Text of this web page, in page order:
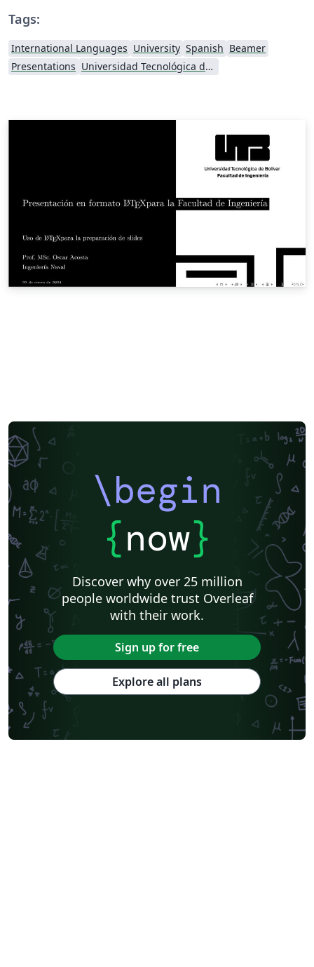
Tags:
International Languages University Spanish Beamer
Presentations
Universidad Tecnológica de Bolívar
\begin
{now}
Discover why over 25 million
people worldwide trust Overleaf
with their work.
Sign up for free
Explore all plans